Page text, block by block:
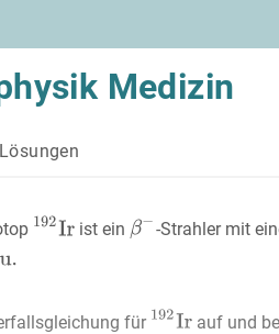
Medizin
Lösungen
ist ein -Strahler mit
für
auf und